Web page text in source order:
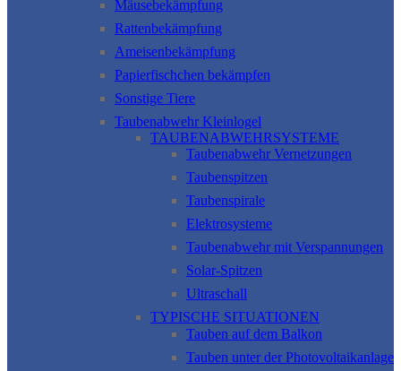
Mäusebekämpfung
Rattenbekämpfung
Ameisenbekämpfung
Papierfischchen bekämpfen
Sonstige Tiere
Taubenabwehr Kleinlogel
TAUBENABWEHRSYSTEME
Taubenabwehr Vernetzungen
Taubenspitzen
Taubenspirale
Elektrosysteme
Taubenabwehr mit Verspannungen
Solar-Spitzen
Ultraschall
TYPISCHE SITUATIONEN
Tauben auf dem Balkon
Tauben unter der Photovoltaikanlage